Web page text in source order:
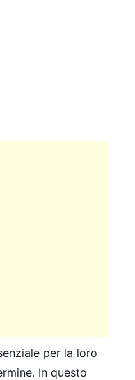
per la loro
In questo